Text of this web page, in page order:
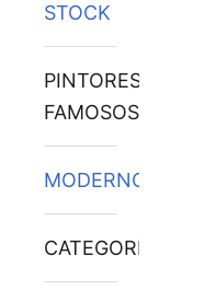
STOCK
PINTORES
FAMOSOS
MODERNOS
CATEGORÍAS